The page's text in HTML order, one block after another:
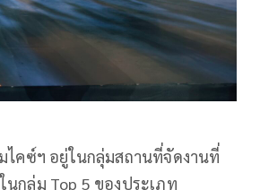
ไคซ์ฯ อยู่ในกลุ่มสถานที่จัดงานที่
กลุ่ม Top 5 ของประเภท